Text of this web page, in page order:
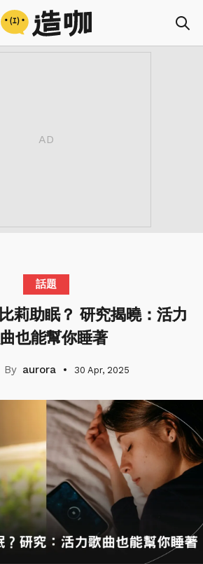
話題
莉助眠？ 研究揭曉：活力
也能幫你睡著
aurora 30 Apr, 2025